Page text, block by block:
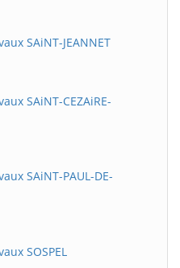
SAiNT-JEANNET
SAiNT-CEZAiRE-
SAiNT-PAUL-DE-
SOSPEL